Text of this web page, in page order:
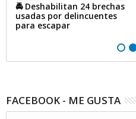
🚔 Deshabilitan 24 brechas
usadas por delincuentes
para escapar
FACEBOOK - ME GUSTA